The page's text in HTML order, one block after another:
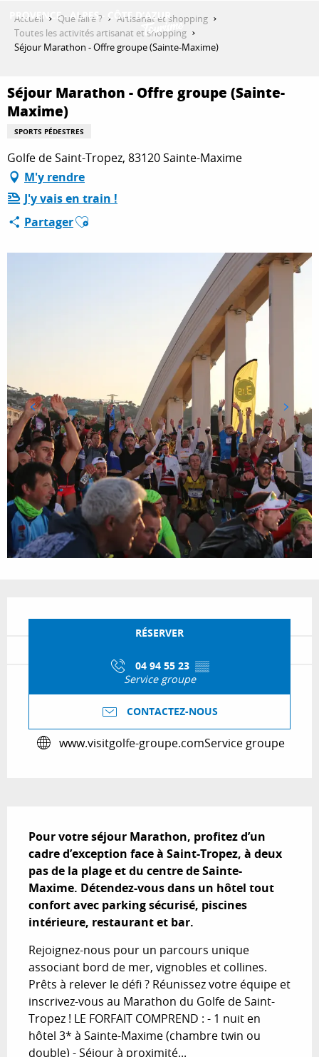
contenu
QUE FAIRE ?
SÉJOURNER
ESPACE PRO
Accueil Que faire ?
Artisanat et shopping
Toutes les activités artisanat et shopping
Séjour Marathon - Offre groupe (Sainte-Maxime)
Séjour Marathon - Offre groupe (Sainte-
Maxime)
SPORTS PÉDESTRES
Golfe de Saint-Tropez, 83120 Sainte-Maxime
M'y rendre
J'y vais en train !
PartagerAjouter aux favoris
RÉSERVER
04 94 55 23 ▒▒
Service groupe
CONTACTEZ-NOUS
www.visitgolfe-groupe.comService groupe
Pour votre séjour Marathon, profitez d’un
cadre d’exception face à Saint-Tropez, à deux
pas de la plage et du centre de Sainte-
Maxime. Détendez-vous dans un hôtel tout
confort avec parking sécurisé, piscines
intérieure, restaurant et bar.
Rejoignez-nous pour un parcours unique
associant bord de mer, vignobles et collines.
Prêts à relever le défi ? Réunissez votre équipe et
inscrivez-vous au Marathon du Golfe de Saint-
Tropez ! LE FORFAIT COMPREND : - 1 nuit en
hôtel 3* à Sainte-Maxime (chambre twin ou
double) - Séjour à proximité...